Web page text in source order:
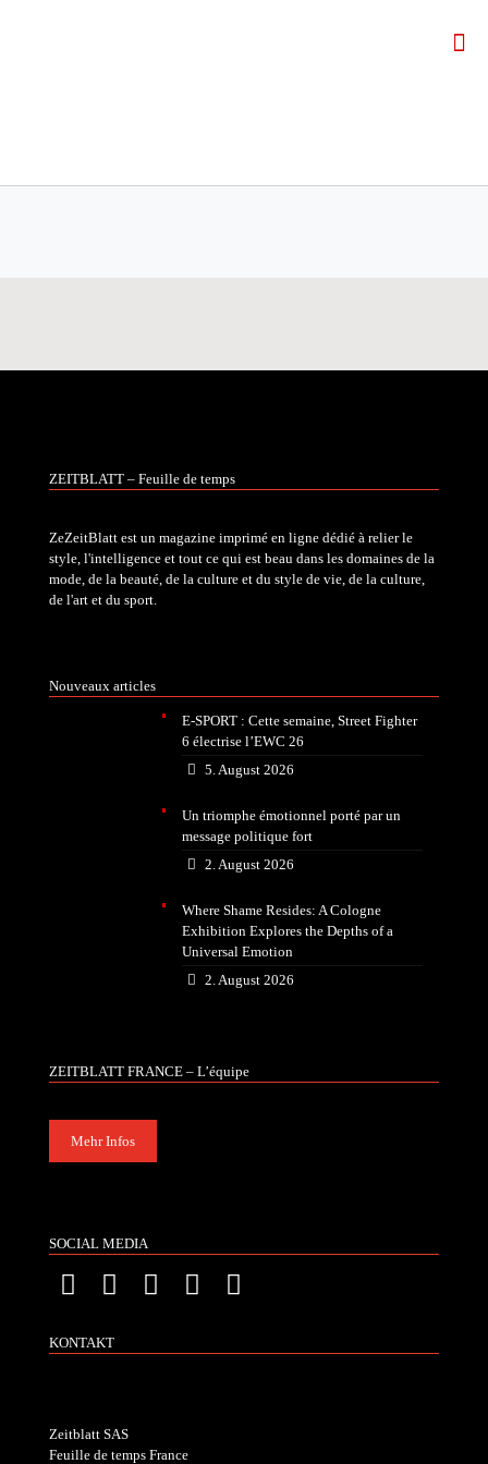
ZEITBLATT – Feuille de temps
ZeZeitBlatt est un magazine imprimé en ligne dédié à relier le
style, l'intelligence et tout ce qui est beau dans les domaines de la
mode, de la beauté, de la culture et du style de vie, de la culture,
de l'art et du sport.
Nouveaux articles
E-SPORT : Cette semaine, Street Fighter
6 électrise l’EWC 26
5. August 2026
Un triomphe émotionnel porté par un
message politique fort
2. August 2026
Where Shame Resides: A Cologne
Exhibition Explores the Depths of a
Universal Emotion
2. August 2026
ZEITBLATT FRANCE – L’équipe
Mehr Infos
SOCIAL MEDIA
KONTAKT
Zeitblatt SAS
Feuille de temps France